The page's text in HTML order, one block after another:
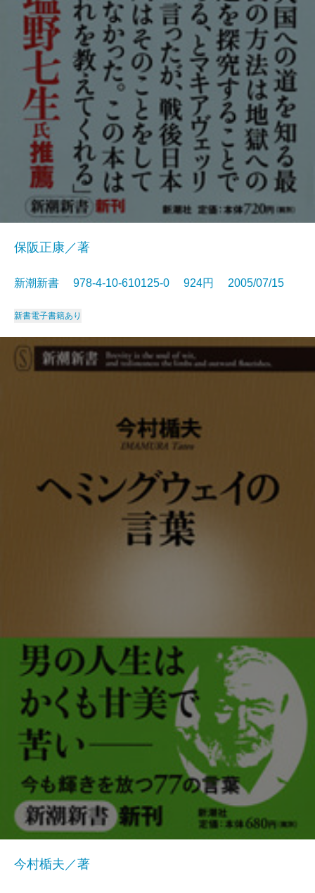
保阪正康／著
新潮新書 978-4-10-610125-0 924円 2005/07/15
新書電子書籍あり
今村楯夫／著